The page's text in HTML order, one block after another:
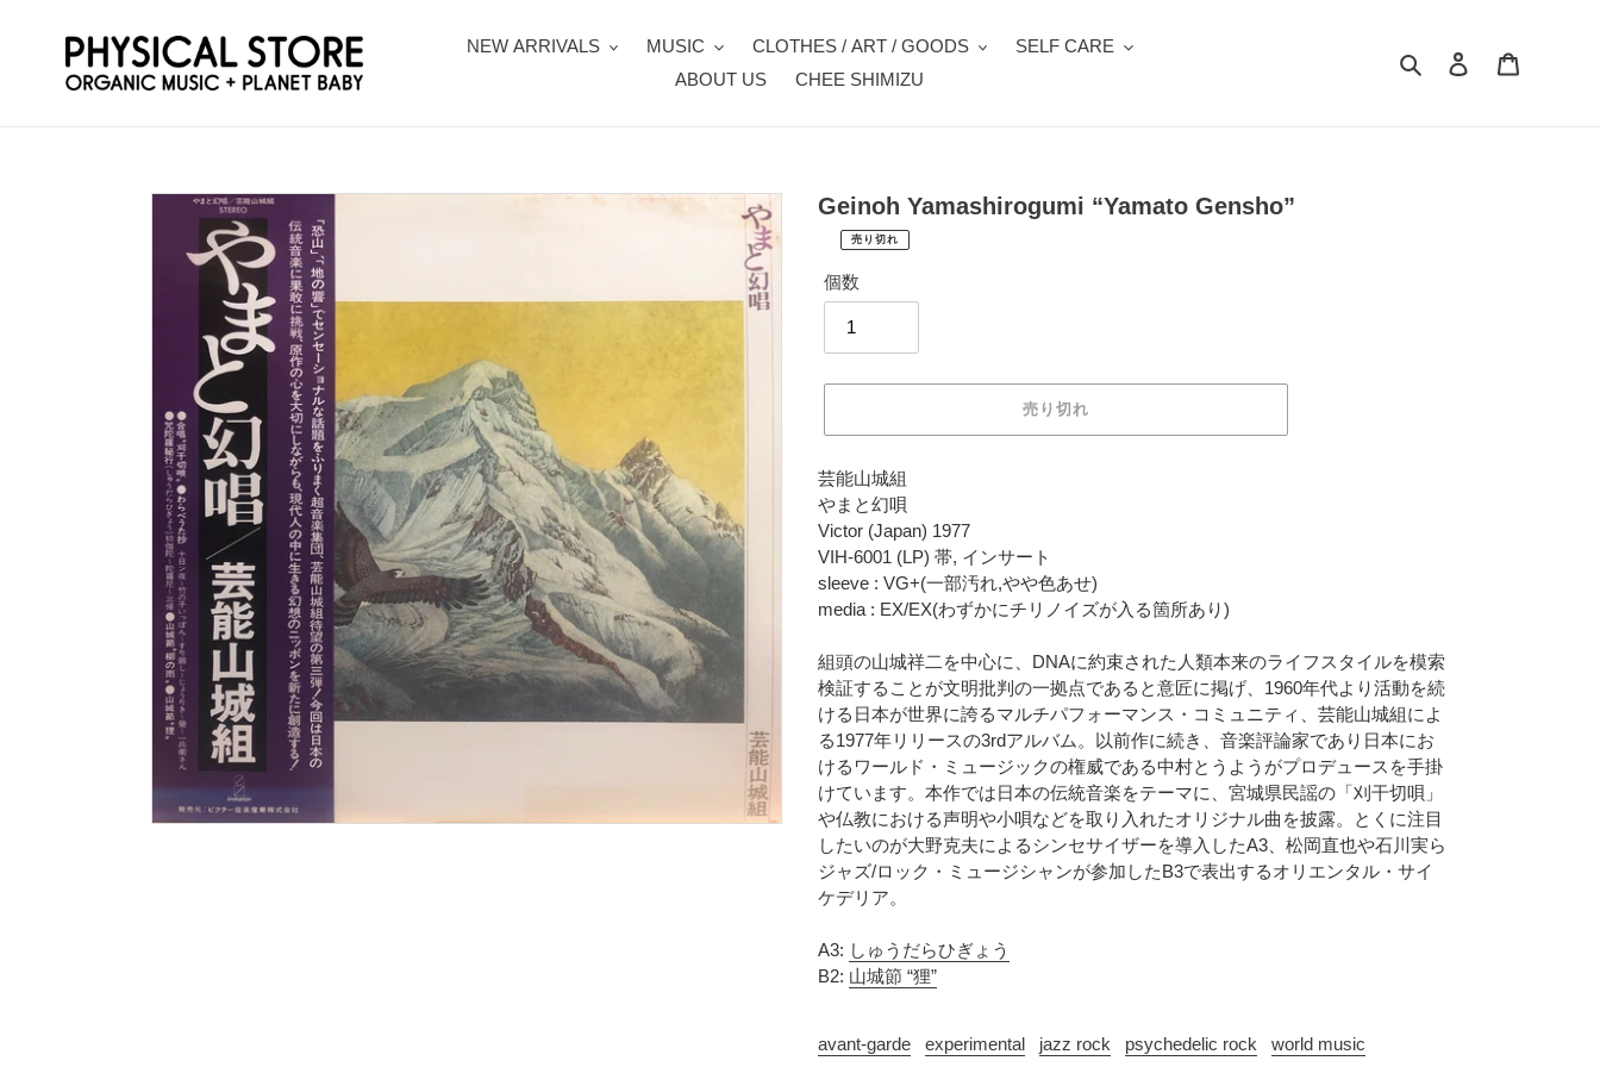
NEW ARRIVALS MUSIC CLOTHES / ART / GOODS
SELF CARE
ABOUT US
CHEE SHIMIZU
検索 ログイン
Geinoh Yamashirogumi “Yamato Gensho”
常
格
¥2,200
売り切れ
税
込
手
続
き
計
算
れ
ま
す
コ
ン
デ
ィ
シ
ョ
ン
記
に
て
個数
売り切れ
カ
ー
ト
に
商
品
追
加
す
る
芸能山城組
やまと幻唄
Victor (Japan) 1977
VIH-6001 (LP) 帯, インサート
sleeve : VG+(一部汚れ,やや色あせ)
media : EX/EX(わずかにチリノイズが入る箇所あり)
組頭の山城祥二を中心に、DNAに約束された人類本来のライフスタイルを模索
検証することが文明批判の一拠点であると意匠に掲げ、1960年代より活動を続
ける日本が世界に誇るマルチパフォーマンス・コミュニティ、芸能山城組によ
る1977年リリースの3rdアルバム。以前作に続き、音楽評論家であり日本にお
けるワールド・ミュージックの権威である中村とうようがプロデュースを手掛
けています。本作では日本の伝統音楽をテーマに、宮城県民謡の「刈干切唄」
や仏教における声明や小唄などを取り入れたオリジナル曲を披露。とくに注目
したいのが大野克夫によるシンセサイザーを導入したA3、松岡直也や石川実ら
ジャズ/ロック・ミュージシャンが参加したB3で表出するオリエンタル・サイ
ケデリア。
A3: しゅうだらひぎょう
B2: 山城節 “狸”
avant-garde experimental jazz rock psychedelic rock world music